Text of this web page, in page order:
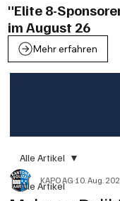
"Elite 8-
im August 26
Mehr erfahren
Alle Artikel
Alle Artikel
KAPO AG10. Aug.